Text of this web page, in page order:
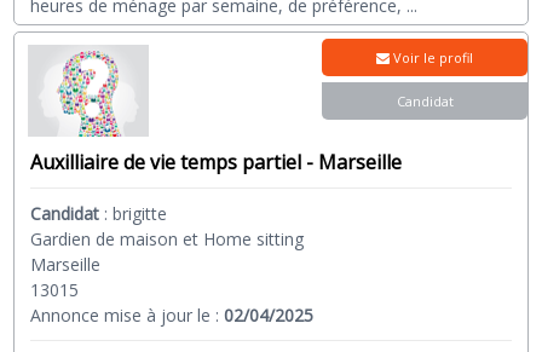
heures de ménage par semaine, de préférence, ...
Auxilliaire de vie temps partiel - Marseille
Candidat :brigitte
Gardien de maison et Home sitting
Marseille
13015
Annonce mise à jour le :02/04/2025
Voir le profil
Candidat